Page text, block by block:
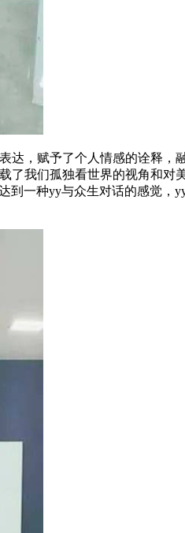
，赋予了个人情感的诠释，
我们孤独看世界的视角和
一种yy与众生对话的感觉